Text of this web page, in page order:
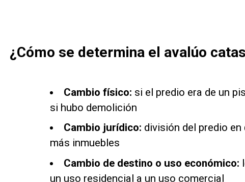
¿Cómo se determina el avalúo
Cambio físico: si el predio era de un
si hubo demolición
Cambio jurídico: división del predio
más inmuebles
Cambio de destino o uso económico:
un uso residencial a un uso comercial